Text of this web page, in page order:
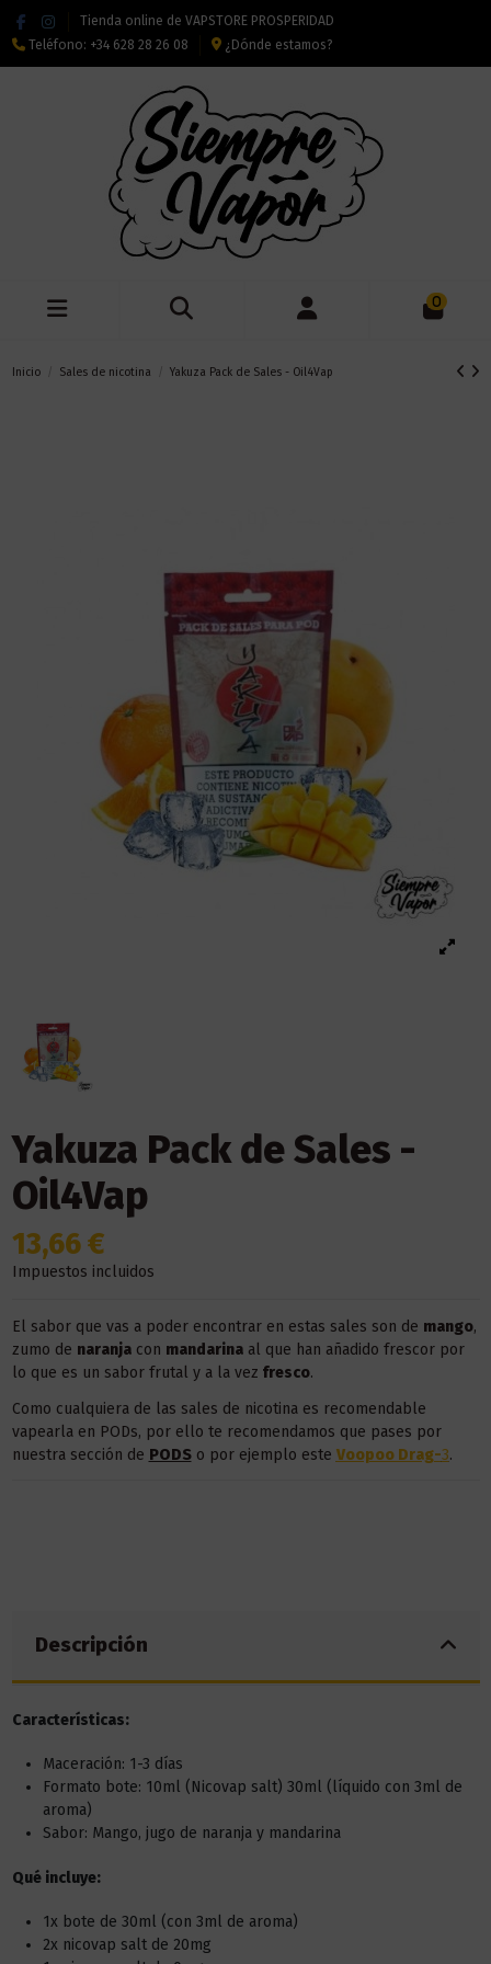
Tienda online de VAPSTORE PROSPERIDAD
Teléfono: +34 628 28 26 08 ¿Dónde estamos?
0
Inicio Sales de nicotina Yakuza Pack de Sales - Oil4Vap
Yakuza Pack de Sales -
Oil4Vap
13,66 €
Impuestos incluidos
El sabor que vas a poder encontrar en estas sales son de mango,
zumo de naranjacon mandarinaal que han añadido frescor por
lo que es un sabor frutal y a la vez fresco.
Como cualquiera de las sales de nicotina es recomendable
vapearla en PODs, por ello te recomendamos que pases por
nuestra sección de PODSo por ejemplo este Voopoo Drag-3.
Descripción
Características:
Maceración: 1-3 días
Formato bote: 10ml (Nicovap salt) 30ml (líquido con 3ml de
aroma)
Sabor: Mango, jugo de naranja y mandarina
Qué incluye:
1x bote de 30ml (con 3ml de aroma)
2x nicovap salt de 20mg